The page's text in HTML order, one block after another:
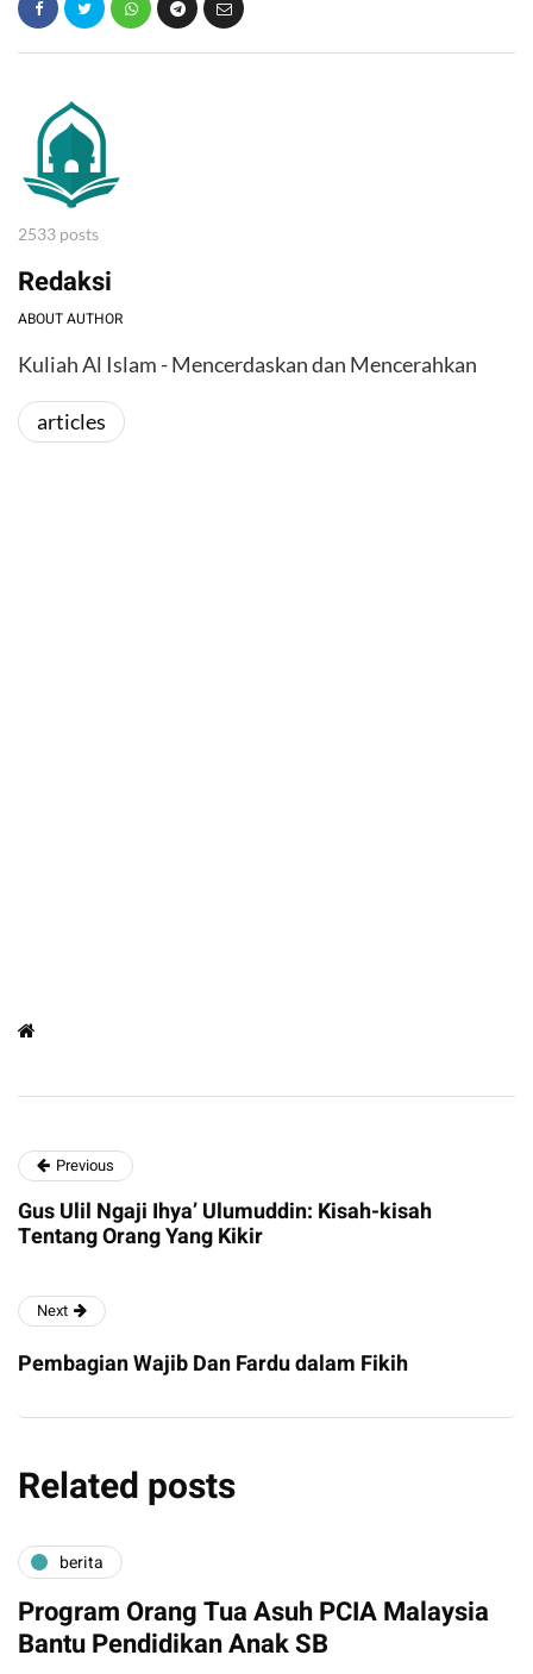
2533 posts
Redaksi
ABOUT AUTHOR
Kuliah Al Islam - Mencerdaskan dan Mencerahkan
articles
Previous
Gus Ulil Ngaji Ihya’ Ulumuddin: Kisah-kisah
Tentang Orang Yang Kikir
Next
Pembagian Wajib Dan Fardu dalam Fikih
Related posts
berita
Program Orang Tua Asuh PCIA Malaysia
Bantu Pendidikan Anak SB